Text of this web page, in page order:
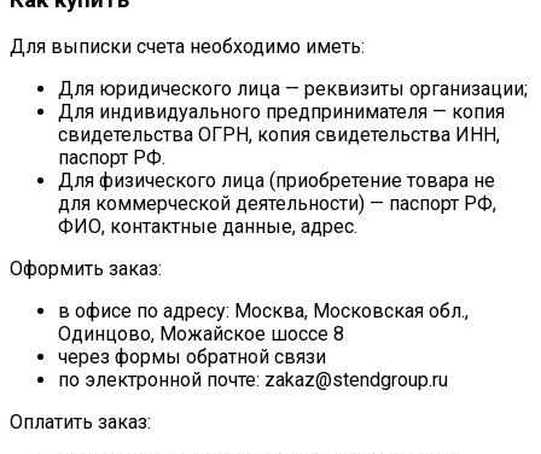
Для выписки счета необходимо иметь:
Для юридического лица — реквизиты организации;
Для индивидуального предпринимателя — копия
свидетельства ОГРН, копия свидетельства ИНН,
паспорт РФ.
Для физического лица (приобретение товара не
для коммерческой деятельности) — паспорт РФ,
ФИО, контактные данные, адрес.
Оформить заказ:
в офисе по адресу: Москва, Московская обл.,
Одинцово, Можайское шоссе 8
через формы обратной связи
по электронной почте: zakaz@stendgroup.ru
Оплатить заказ: